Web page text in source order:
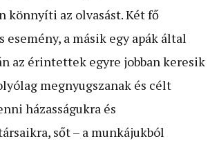
könnyíti az olvasást. Két fő
a másik egy apák által
az érintettek egyre jobban keresik
megnyugszanak és célt
házasságukra és
sőt – a munkájukból